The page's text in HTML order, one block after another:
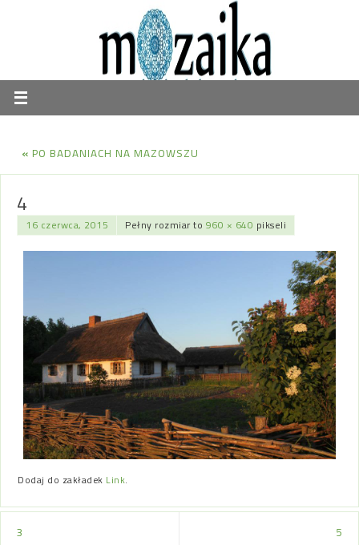
« PO BADANIACH NA MAZOWSZU
4
16 czerwca, 2015 Pełny rozmiar to 960 × 640 pikseli
Dodaj do zakładek Link.
3 5